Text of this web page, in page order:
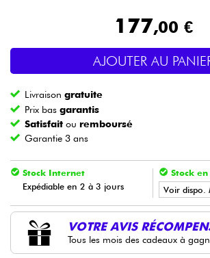
Eclairage
Vents
Eveil Musical
Câbles & Access.
177,00 €
AJOUTER AU
Livraisongratuite
Prix basgarantis
Satisfait ou remboursé
Garantie 3 ans
Stock Internet
Expédiable en 2 à 3 jours
Stock
Voir dispo.
• LA PÉDALE
• Star' S Music
VOTRE AVIS
Tous les mois des cadeaux à